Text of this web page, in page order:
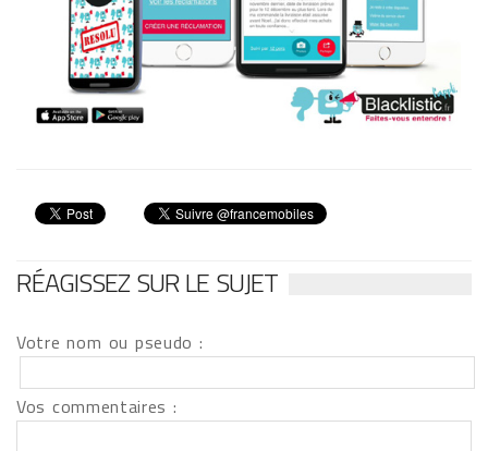
RÉAGISSEZ SUR LE SUJET
Votre nom ou pseudo :
Vos commentaires :